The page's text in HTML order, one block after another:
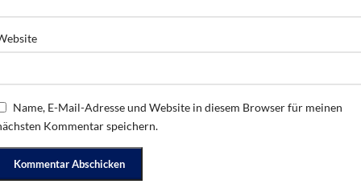
Name, E-Mail-Adresse und Website in diesem Browser für meinen
Kommentar speichern.